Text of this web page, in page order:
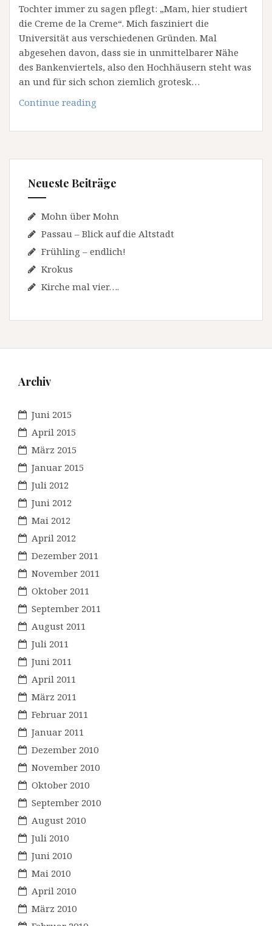
Tochter immer zu sagen pflegt: „Mam, hier studiert
die Creme de la Creme“. Mich fasziniert die
Universität aus verschiedenen Gründen. Mal
abgesehen davon, dass sie in unmittelbarer Nähe
des Bankenviertels, also den Hochhäusern steht was
an und für sich schon ziemlich grotesk…
Continue reading
Neueste Beiträge
Mohn über Mohn
Passau – Blick auf die Altstadt
Frühling – endlich!
Krokus
Kirche mal vier….
Archiv
Juni 2015
April 2015
März 2015
Januar 2015
Juli 2012
Juni 2012
Mai 2012
April 2012
Dezember 2011
November 2011
Oktober 2011
September 2011
August 2011
Juli 2011
Juni 2011
April 2011
März 2011
Februar 2011
Januar 2011
Dezember 2010
November 2010
Oktober 2010
September 2010
August 2010
Juli 2010
Juni 2010
Mai 2010
April 2010
März 2010